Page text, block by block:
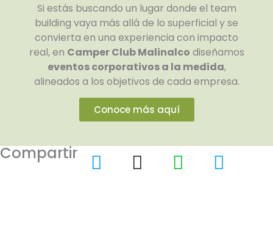
Si estás buscando un lugar donde el team
building vaya más allá de lo superficial y se
convierta en una experiencia con impacto
real, en Camper Club Malinalco diseñamos
eventos corporativos a la medida,
alineados a los objetivos de cada empresa.
Conoce más aquí
Compartir